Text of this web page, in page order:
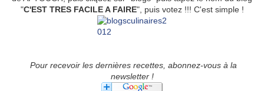
"C'EST TRES FACILE A FAIRE", puis votez !!! C'est simple !
Pour recevoir les dernières recettes, abonnez-vous à la
newsletter !